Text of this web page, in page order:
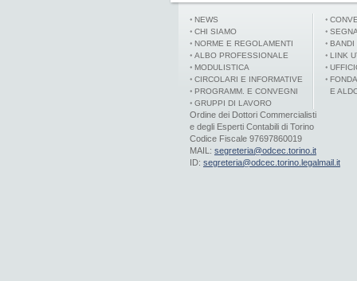
NEWS
CHI SIAMO
NORME E REGOLAMENTI
ALBO PROFESSIONALE
MODULISTICA
CIRCOLARI E INFORMATIVE
PROGRAMM. E CONVEGNI
GRUPPI DI LAVORO
BANDI
LINK
E
Ordine dei Dottori Commercialisti
e degli Esperti Contabili di Torino
Codice Fiscale 97697860019
MAIL: segreteria@odcec.torino.it
ID: segreteria@odcec.torino.legalmail.it